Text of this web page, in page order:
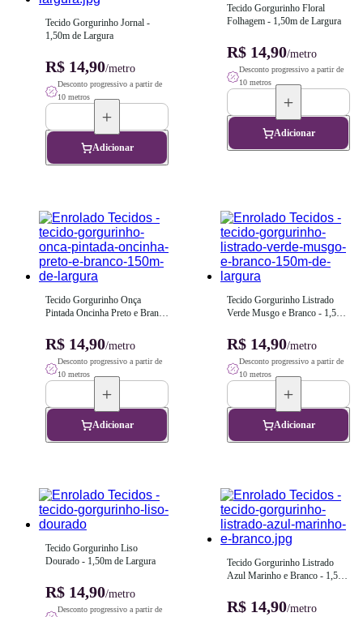
Tecido Gorgurinho Jornal -
1,50m de Largura
R$ 14,90/metro
Desconto progressivo a partir de
10 metros
Adicionar
Tecido Gorgurinho Floral
Folhagem - 1,50m de Largura
R$ 14,90/metro
Desconto progressivo a partir de
10 metros
Adicionar
Tecido Gorgurinho Onça
Pintada Oncinha Preto e Branco
R$ 14,90/metro
Desconto progressivo a partir de
10 metros
Adicionar
Tecido Gorgurinho Listrado
Verde Musgo e Branco - 1,50m
R$ 14,90/metro
Desconto progressivo a partir de
10 metros
Adicionar
Tecido Gorgurinho Liso
Dourado - 1,50m de Largura
R$ 14,90/metro
Desconto progressivo a partir de
Tecido Gorgurinho Listrado
Azul Marinho e Branco - 1,50m
R$ 14,90/metro